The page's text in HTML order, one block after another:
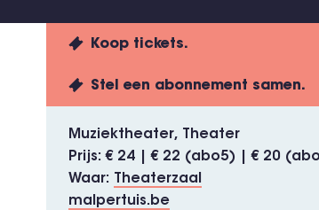
Koop tickets.
Stel een abonnement samen.
Muziektheater
Theater
Prijs
€ 24 | € 22 (abo5) | € 20
Waar
Theaterzaal
malpertuis.be